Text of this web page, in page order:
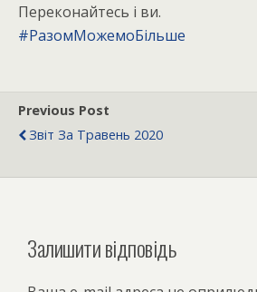
Переконайтесь і ви.
#РазомМожемоБільше
Previous Post
Звіт За Травень 2020
Залишити відповідь